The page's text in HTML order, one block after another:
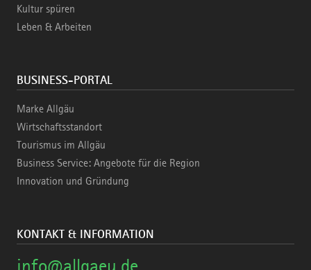
Kultur spüren
Leben & Arbeiten
BUSINESS-PORTAL
Marke Allgäu
Wirtschaftsstandort
Tourismus im Allgäu
Business Service: Angebote für die Region
Innovation und Gründung
KONTAKT & INFORMATION
info@allgaeu.de